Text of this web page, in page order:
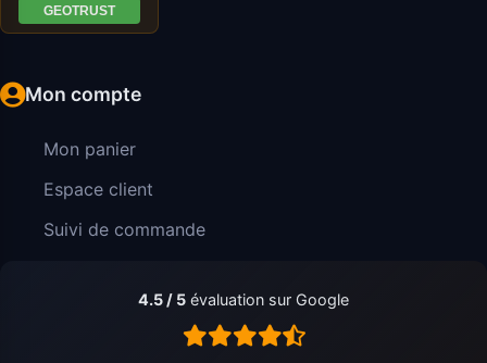
Mon compte
Mon panier
Espace client
Suivi de commande
4.5 / 5 évaluation sur Google